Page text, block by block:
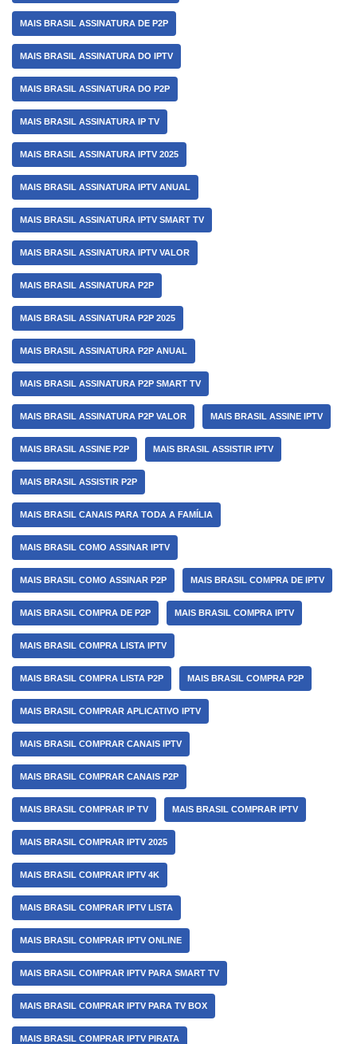
MAIS BRASIL ASSINATURA DE P2P
MAIS BRASIL ASSINATURA DO IPTV
MAIS BRASIL ASSINATURA DO P2P
MAIS BRASIL ASSINATURA IP TV
MAIS BRASIL ASSINATURA IPTV 2025
MAIS BRASIL ASSINATURA IPTV ANUAL
MAIS BRASIL ASSINATURA IPTV SMART TV
MAIS BRASIL ASSINATURA IPTV VALOR
MAIS BRASIL ASSINATURA P2P
MAIS BRASIL ASSINATURA P2P 2025
MAIS BRASIL ASSINATURA P2P ANUAL
MAIS BRASIL ASSINATURA P2P SMART TV
MAIS BRASIL ASSINATURA P2P VALOR MAIS BRASIL ASSINE IPTV
MAIS BRASIL ASSINE P2P MAIS BRASIL ASSISTIR IPTV
MAIS BRASIL ASSISTIR P2P
MAIS BRASIL CANAIS PARA TODA A FAMÍLIA
MAIS BRASIL COMO ASSINAR IPTV
MAIS BRASIL COMO ASSINAR P2P MAIS BRASIL COMPRA DE IPTV
MAIS BRASIL COMPRA DE P2P MAIS BRASIL COMPRA IPTV
MAIS BRASIL COMPRA LISTA IPTV
MAIS BRASIL COMPRA LISTA P2P MAIS BRASIL COMPRA P2P
MAIS BRASIL COMPRAR APLICATIVO IPTV
MAIS BRASIL COMPRAR CANAIS IPTV
MAIS BRASIL COMPRAR CANAIS P2P
MAIS BRASIL COMPRAR IP TV MAIS BRASIL COMPRAR IPTV
MAIS BRASIL COMPRAR IPTV 2025
MAIS BRASIL COMPRAR IPTV 4K
MAIS BRASIL COMPRAR IPTV LISTA
MAIS BRASIL COMPRAR IPTV ONLINE
MAIS BRASIL COMPRAR IPTV PARA SMART TV
MAIS BRASIL COMPRAR IPTV PARA TV BOX
MAIS BRASIL COMPRAR IPTV PIRATA